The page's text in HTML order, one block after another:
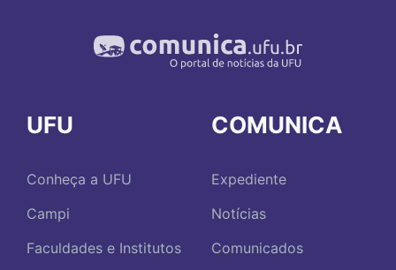
UFU
Conheça a UFU
Campi
Faculdades e Institutos
COMUNICA
Expediente
Notícias
Comunicados